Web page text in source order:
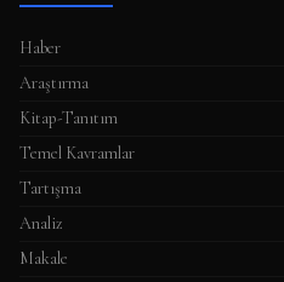
Haber
Araştırma
Kitap-Tanıtım
Temel Kavramlar
Tartışma
Analiz
Makale